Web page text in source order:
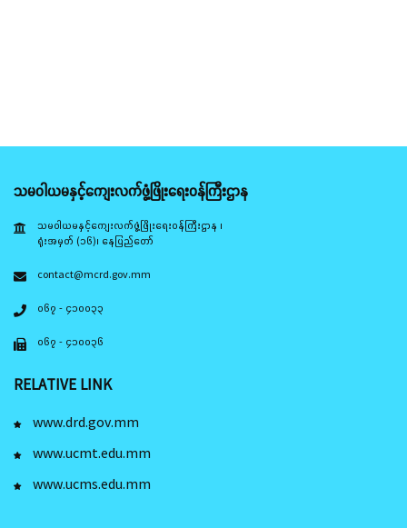
သမဝါယမနှင့်ကျေးလက်ဖွံ့ဖြိုးရေးဝန်ကြီးဌာန
သမဝါယမနှင့်ကျေးလက်ဖွံ့ဖြိုးရေးဝန်ကြီးဌာန ၊
ရုံးအမှတ် (၁၆)၊ နေပြည်တော်
contact@mcrd.gov.mm
၀၆၇ - ၄၁၀၀၃၃
၀၆၇ - ၄၁၀၀၃၆
RELATIVE LINK
www.drd.gov.mm
www.ucmt.edu.mm
www.ucms.edu.mm